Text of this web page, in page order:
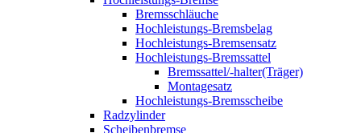
Bremsschläuche
Hochleistungs-Bremsbelag
Hochleistungs-Bremsensatz
Hochleistungs-Bremssattel
Bremssattel/-halter(Träger)
Montagesatz
Hochleistungs-Bremsscheibe
Radzylinder
Scheibenbremse